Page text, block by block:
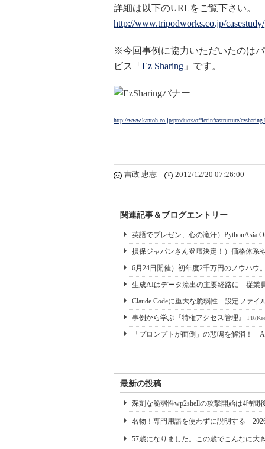
詳細は以下のURLをご覧下さい。
http://www.tripodworks.co.jp/
※今回事例に協力いただいたのは
ビス「 Ez Sharing 」です。
http://www.kantoh.co.jp/products/officeinfrastructure/
吉政 忠志 2012/12/20 07:26:00
関連記事＆ブログエントリー
英語でプレゼン、心の滝汗）PythonAsia
損保ジャパンさん登壇決定！）価格体系
6月24日開催）初年度2千万円のノウハウ
生成AIはデータ流出の主要経路に 従業
Claude Codeに重大な脆弱性 設定ファイ
事例から学ぶ『特権アクセス管理』
「プロンプトが面倒」の悲鳴を解消！
最新の投稿
深刻な脆弱性wp2shellの攻撃開始は4時
名物！専門用語を使わずに説明する「
57歳になりました。この歳でこんなに大